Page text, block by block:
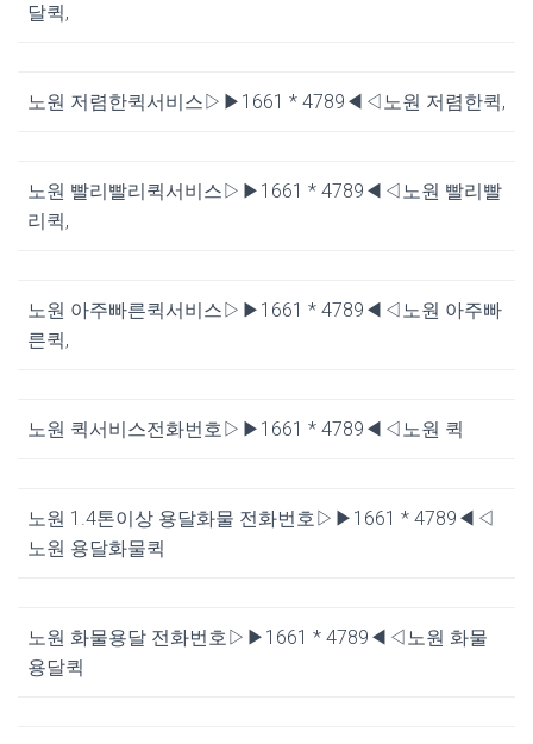
달퀵,
노원 저렴한퀵서비스▷▶1661 * 4789◀◁노원 저렴한퀵,
노원 빨리빨리퀵서비스▷▶1661 * 4789◀◁노원 빨리빨
리퀵,
노원 아주빠른퀵서비스▷▶1661 * 4789◀◁노원 아주빠
른퀵,
노원 퀵서비스전화번호▷▶1661 * 4789◀◁노원 퀵
노원 1.4톤이상 용달화물 전화번호▷▶1661 * 4789◀◁
노원 용달화물퀵
노원 화물용달 전화번호▷▶1661 * 4789◀◁노원 화물
용달퀵